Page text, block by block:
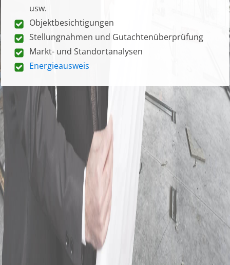
usw.
Objektbesichtigungen
Stellungnahmen und Gutachtenüberprüfung
Markt- und Standortanalysen
Energieausweis